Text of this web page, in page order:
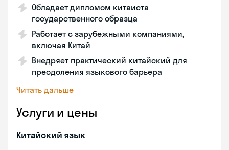
Обладает дипломом китаиста
государственного образца
Работает с зарубежными компаниями,
включая Китай
Внедряет практический китайский для
преодоления языкового барьера
Читать дальше
Услуги и цены
Китайский язык